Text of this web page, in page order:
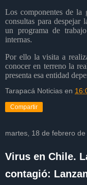
Los componentes de la
consultas para despejar
un programa de
internas.
Por ello la visita a
conocer en terreno la
presenta esa entidad
Tarapacá Noticias en
Compartir
martes, 18 de febrero de
Virus en Chile.
contagió: